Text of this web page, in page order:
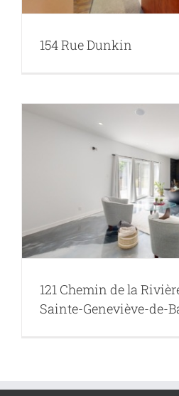
154 Rue Dunkin
121 Chemin de la
Sainte-Geneviève-de-